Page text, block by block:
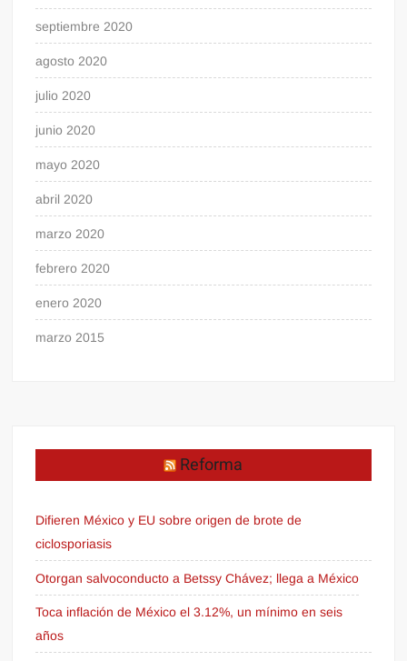
septiembre 2020
agosto 2020
julio 2020
junio 2020
mayo 2020
abril 2020
marzo 2020
febrero 2020
enero 2020
marzo 2015
Reforma
Difieren México y EU sobre origen de brote de
ciclosporiasis
Otorgan salvoconducto a Betssy Chávez; llega a México
Toca inflación de México el 3.12%, un mínimo en seis
años